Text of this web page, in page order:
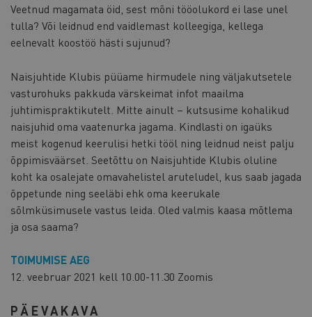
Veetnud magamata öid, sest mõni tööolukord ei lase unel
tulla? Või leidnud end vaidlemast kolleegiga, kellega
eelnevalt koostöö hästi sujunud?
Naisjuhtide Klubis püüame hirmudele ning väljakutsetele
vasturohuks pakkuda värskeimat infot maailma
juhtimispraktikutelt. Mitte ainult – kutsusime kohalikud
naisjuhid oma vaatenurka jagama. Kindlasti on igaüks
meist kogenud keerulisi hetki tööl ning leidnud neist palju
õppimisväärset. Seetõttu on Naisjuhtide Klubis oluline
koht ka osalejate omavahelistel aruteludel, kus saab jagada
õppetunde ning seeläbi ehk oma keerukale
sõlmküsimusele vastus leida. Oled valmis kaasa mõtlema
ja osa saama?
TOIMUMISE AEG
12. veebruar 2021 kell 10.00-11.30 Zoomis
PÄEVAKAVA